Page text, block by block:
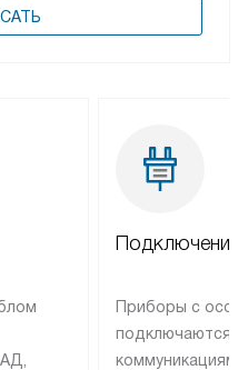
Подключение
Приборы с
подключаются к
коммуникациям